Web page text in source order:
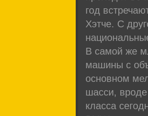
год
Хэтче. С
В самой же
машины с
основном
шасси,
класса